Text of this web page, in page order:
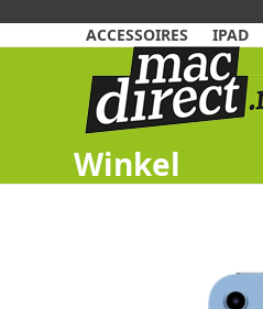
ACCESSOIRES
IPAD
Winkel